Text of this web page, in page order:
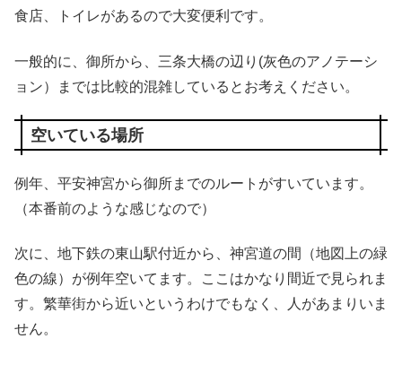
食店、トイレがあるので大変便利です。
一般的に、御所から、三条大橋の辺り(灰色のアノテーシ
ョン）までは比較的混雑しているとお考えください。
空いている場所
例年、平安神宮から御所までのルートがすいています。
（本番前のような感じなので）
次に、地下鉄の東山駅付近から、神宮道の間（地図上の緑
色の線）が例年空いてます。ここはかなり間近で見られま
す。繁華街から近いというわけでもなく、人があまりいま
せん。